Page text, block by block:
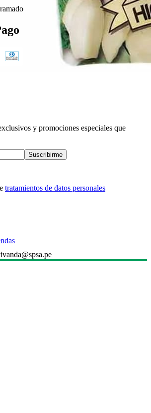
y promociones especiales que
Suscribirme
tratamientos de datos personales